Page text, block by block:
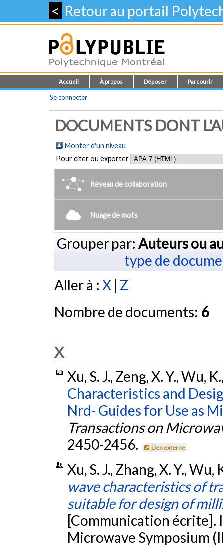
< Retour au portail
Accueil À propos Déposer Parcourir
Se connecter
DOCUMENTS DONT
Monter d'un niveau
Pour citer ou exporter
Réseau de collaboration
Nuage de mots
Grouper par: Auteurs ou
type de
Aller à : X | Z
Nombre de documents: 6
X
Xu, S. J., Zeng, X. Y., Wu,
Characteristics and
Nrd- Guides for Use as
Transactions on
2450-2456.
Lien externe
Xu, S. J., Zhang, X. Y.,
wave characteristics of
suitable for design of
[Communication écrite].
Microwave Symposium